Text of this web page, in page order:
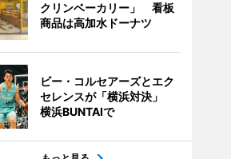
クリンベーカリー」 看板
商品は高加水ドーナツ
ビー・コルセアーズとエク
セレンスが「横浜対決」
横浜BUNTAIで